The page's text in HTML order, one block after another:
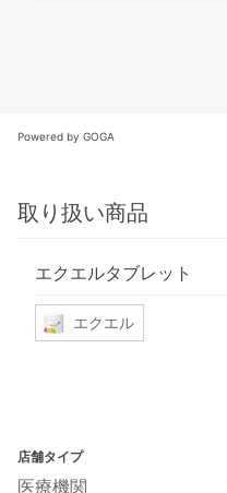
Powered by GOGA
取り扱い商品
エクエルタブレット
エクエル
店舗タイプ
医療機関